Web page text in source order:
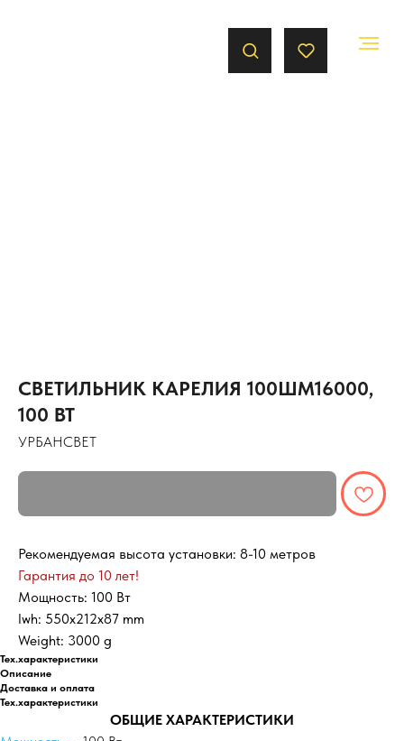
СВЕТИЛЬНИК КАРЕЛИЯ 100ШМ16000,
100 ВТ
УРБАНСВЕТ
Рекомендуемая высота установки: 8-10 метров
Гарантия до 10 лет!
Мощность: 100 Вт
lwh: 550x212x87 mm
Weight: 3000 g
Тех.характеристики
Описание
Доставка и оплата
Тех.характеристики
ОБЩИЕ ХАРАКТЕРИСТИКИ